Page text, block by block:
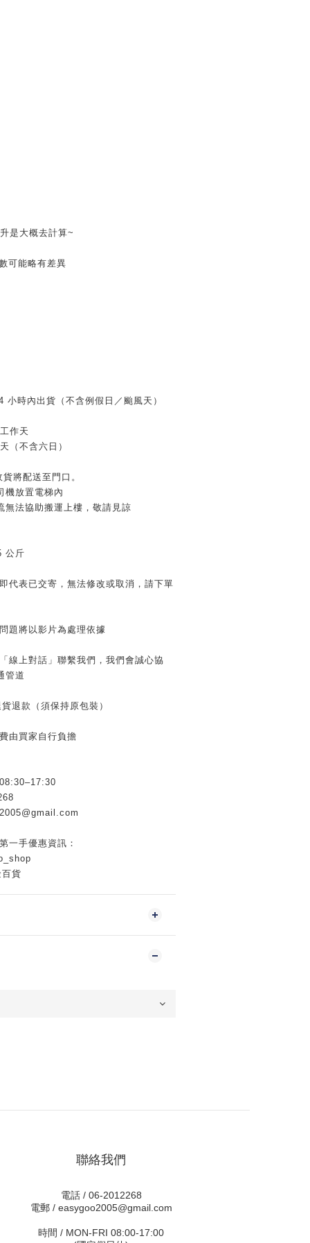
是大概去計算~
可能略有差異
小時內出貨（不含例假日／颱風天）
作天
（不含六日）
將配送至門口。
機放置電梯內
無法協助搬運上樓，敬請見諒
公斤
代表已交寄，無法修改或取消，請下單
題將以影片為處理依據
線上對話」聯繫我們，我們會誠心協
管道
退款（須保持原包裝）
由買家自行負擔
一手優惠資訊：
貨
聯絡我們
電話 / 06-2012268
電郵 / easygoo2005@gmail.com
時間 / MON-FRI 08:00-17:00